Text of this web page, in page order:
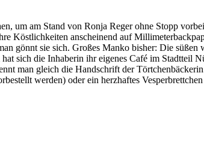
um am Stand von Ronja Reger ohne Stopp
Köstlichkeiten anscheinend auf
gönnt sie sich. Großes Manko bisher: Die
sich die Inhaberin ihr eigenes Café im Stadtteil
man gleich die Handschrift der
werden) oder ein herzhaftes